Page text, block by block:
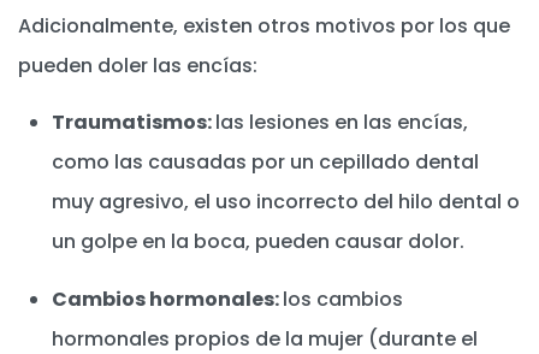
Adicionalmente, existen otros motivos por los que
pueden doler las encías:
Traumatismos:las lesiones en las encías,
como las causadas por un cepillado dental
muy agresivo, el uso incorrecto del hilo dental o
un golpe en la boca, pueden causar dolor.
Cambios hormonales:los cambios
hormonales propios de la mujer (durante el